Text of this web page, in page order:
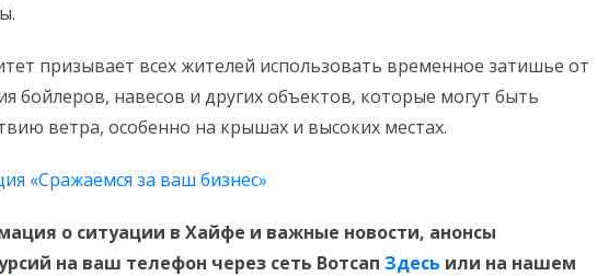
призывает всех жителей использовать временное затишье от
бойлеров, навесов и других объектов, которые могут быть
ветра, особенно на крышах и высоких местах.
«Сражаемся за ваш бизнес»
о ситуации в Хайфе и важные новости, анонсы
на ваш телефон через сеть Вотсап Здесь или на нашем